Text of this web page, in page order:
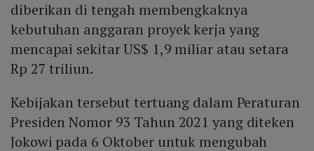
diberikan di tengah membengkaknya
kebutuhan anggaran proyek kerja yang
mencapai sekitar US$ 1,9 miliar atau setara
Rp 27 triliun.
Kebijakan tersebut tertuang dalam Peraturan
Presiden Nomor 93 Tahun 2021 yang diteken
Jokowi pada 6 Oktober untuk mengubah